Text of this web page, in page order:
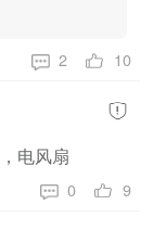
2 10
电风扇
0 9